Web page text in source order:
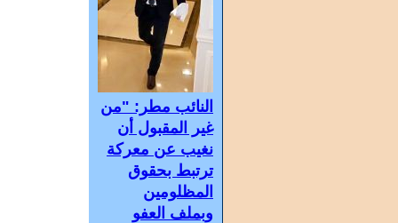
النائب مطر: "من
غير المقبول أن
نغيب عن معركة
ترتبط بحقوق
المظلومين
وبملف العفو